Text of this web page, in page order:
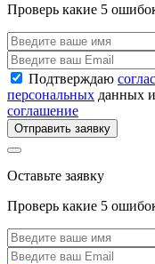
Проверь какие 5
Подтверждаю
персональных данных
соглашение
Отправить заявку
Оставьте заявку
Проверь какие 5